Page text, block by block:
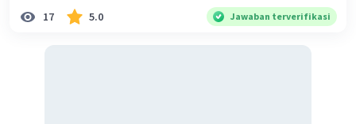
17 5.0 Jawaban terverifikasi